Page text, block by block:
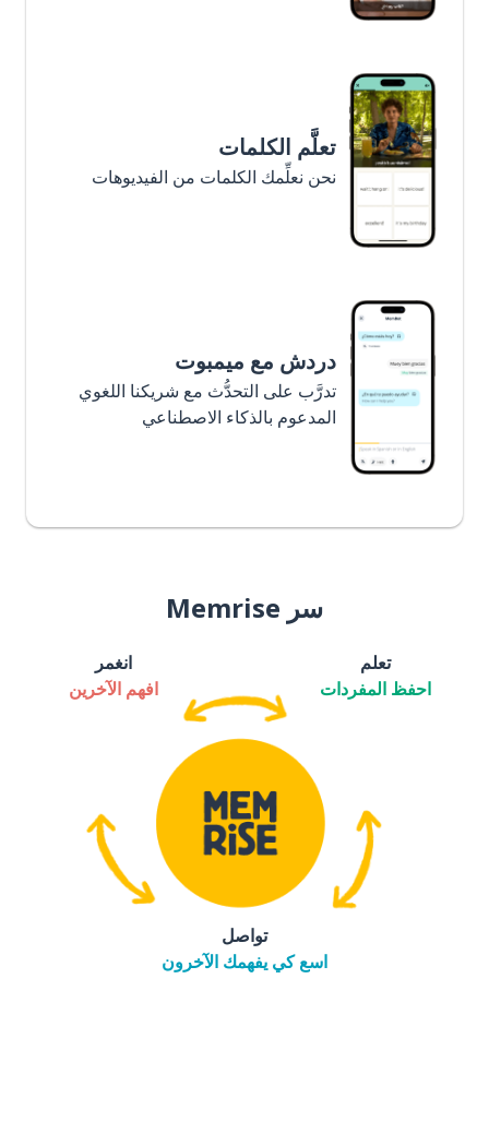
تعلَّم الكلمات
نحن نعلِّمك الكلمات من الفيديوهات
دردش مع ميمبوت
تدرَّب على التحدُّث مع شريكنا اللغوي
المدعوم بالذكاء الاصطناعي
سر Memrise
تعلم
احفظ المفردات
انغمر
افهم الآخرين
تواصل
اسع كي يفهمك الآخرون